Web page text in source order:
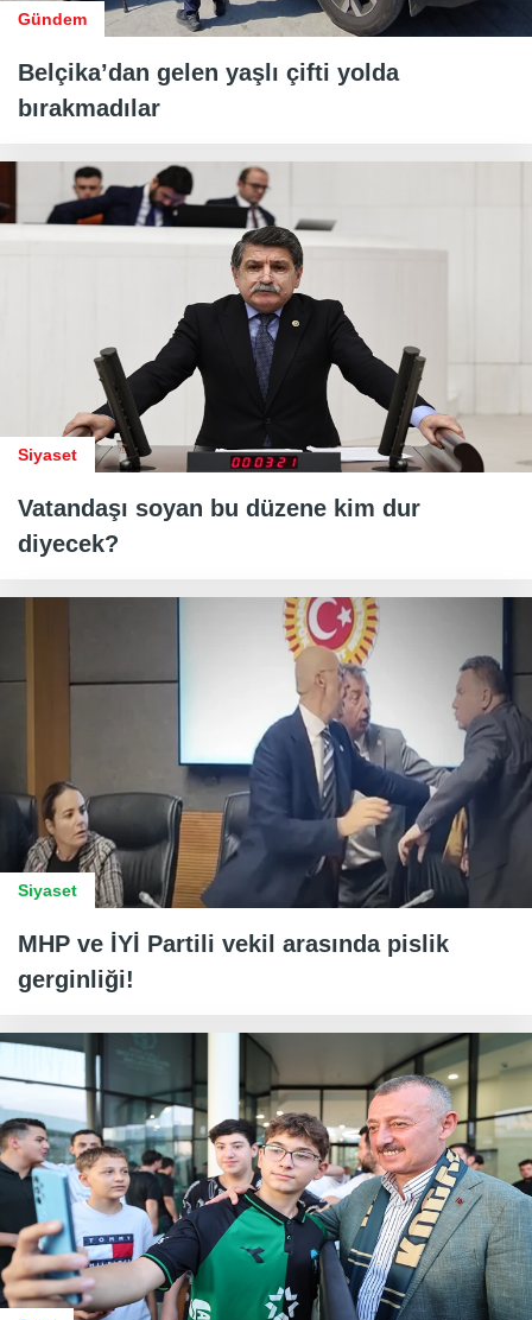
Gündem
Belçika’dan gelen yaşlı çifti yolda
bırakmadılar
Siyaset
Vatandaşı soyan bu düzene kim dur
diyecek?
Siyaset
MHP ve İYİ Partili vekil arasında pislik
gerginliği!